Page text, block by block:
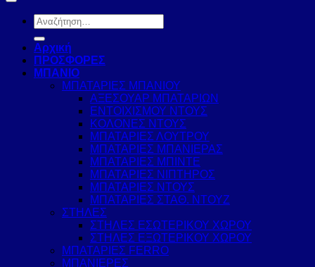
Αναζήτηση
για:
Αρχική
ΠΡΟΣΦΟΡΕΣ
ΜΠΑΝΙΟ
ΜΠΑΤΑΡΙΕΣ ΜΠΑΝΙΟΥ
ΑΞΕΣΟΥΑΡ ΜΠΑΤΑΡΙΩΝ
ΕΝΤΟΙΧΙΣΜΟΥ ΝΤΟΥΣ
ΚΟΛΟΝΕΣ ΝΤΟΥΣ
ΜΠΑΤΑΡΙΕΣ ΛΟΥΤΡΟΥ
ΜΠΑΤΑΡΙΕΣ ΜΠΑΝΙΕΡΑΣ
ΜΠΑΤΑΡΙΕΣ ΜΠΙΝΤΕ
ΜΠΑΤΑΡΙΕΣ ΝΙΠΤΗΡΟΣ
ΜΠΑΤΑΡΙΕΣ ΝΤΟΥΣ
ΜΠΑΤΑΡΙΕΣ ΣΤΑΘ. ΝΤΟΥΖ
ΣΤΗΛΕΣ
ΣΤΗΛΕΣ ΕΣΩΤΕΡΙΚΟΥ ΧΩΡΟΥ
ΣΤΗΛΕΣ ΕΞΩΤΕΡΙΚΟΥ ΧΩΡΟΥ
ΜΠΑΤΑΡΙΕΣ FERRO
ΜΠΑΝΙΕΡΕΣ